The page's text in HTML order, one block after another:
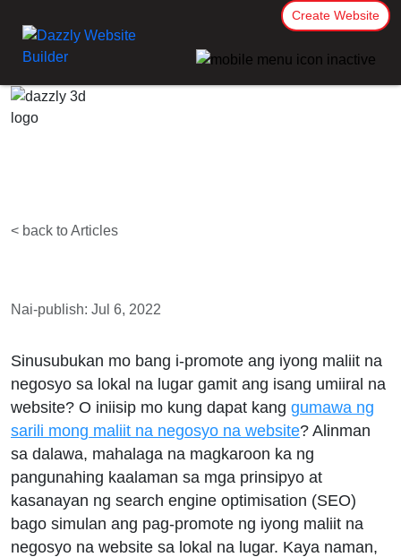
Create Website
< back to Articles
Nai-publish: Jul 6, 2022
Sinusubukan mo bang i-promote ang iyong maliit na
negosyo sa lokal na lugar gamit ang isang umiiral na
website? O iniisip mo kung dapat kang gumawa ng
sarili mong maliit na negosyo na website? Alinman
sa dalawa, mahalaga na magkaroon ka ng
pangunahing kaalaman sa mga prinsipyo at
kasanayan ng search engine optimisation (SEO)
bago simulan ang pag-promote ng iyong maliit na
negosyo na website sa lokal na lugar. Kaya naman,